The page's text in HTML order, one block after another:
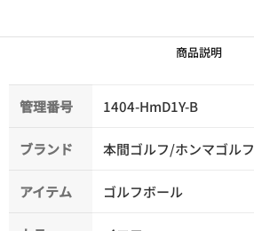
商品説明
管理番号 1404-HmD1Y-B
ブランド 本間ゴルフ/ホンマゴルフ
アイテム ゴルフボール